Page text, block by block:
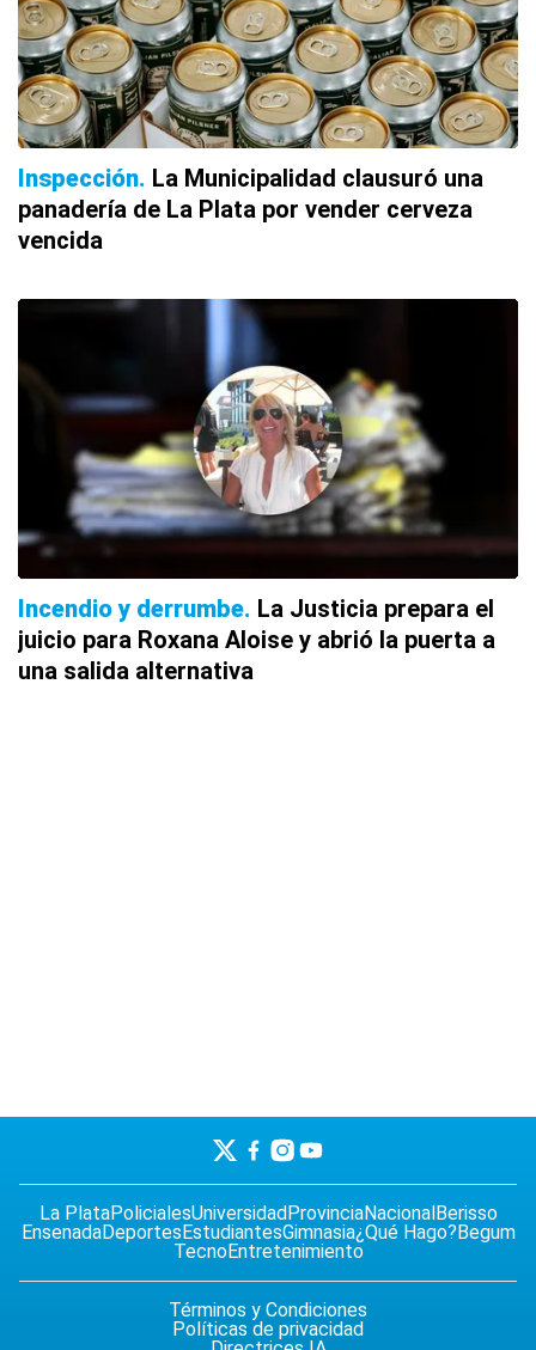
Inspección La Municipalidad clausuró una
panadería de La Plata por vender cerveza
vencida
Incendio y derrumbe La Justicia prepara el
juicio para Roxana Aloise y abrió la puerta a
una salida alternativa
La PlataPolicialesUniversidadProvinciaNacionalBerisso
EnsenadaDeportesEstudiantesGimnasia¿Qué Hago?Begum
TecnoEntretenimiento
Términos y Condiciones
Políticas de privacidad